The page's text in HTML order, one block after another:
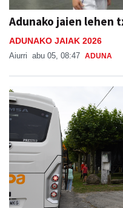
Adunako jaien lehen
ADUNAKO JAIAK 2026
Aiurri abu 05, 08:47 ADUNA